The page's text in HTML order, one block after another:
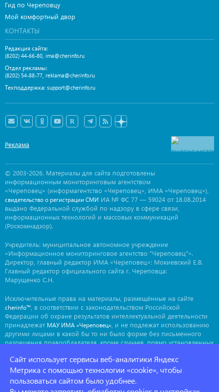
Гид по Череповцу
Мой комфортный двор
КОНТАКТЫ
Редакция сайта:
(8202) 44-66-80, ima@cherinfo.ru
Отдел рекламы:
(8202) 54-88-77, reklama@cherinfo.ru
Техподдержка: support@cherinfo.ru
Реклама
© 2003-2026. Материалы для сайта подготовлены
информационным мониторинговым агентством
«Череповец» (информагентство «Череповец», ИМА «Череповец»),
свидетельство о регистрации СМИ ИА № ФС 77 — 59024 от 18.08.2014
выдано Федеральной службой по надзору в сфере связи,
информационных технологий и массовых коммуникаций
(Роскомнадзор).
Учредитель: муниципальное автономное учреждение
«Информационное мониторинговое агентство "Череповец"».
Директор, главный редактор ИМА «Череповец»: Мокиевский Е.В.
Главный редактор официального сайта г. Череповца:
Марущенко С.Н.
Исключительные права на материалы, размещённые на сайте
cherinfo™ , в соответствии с законодательством Российской
Федерации об охране результатов интеллектуальной деятельности
принадлежат МАУ ИМА «Череповец» , и не подлежат использованию
другими лицами в какой бы то ни было форме без письменного
разрешения правообладателя, кроме случаев, прямо установленных
ima@cherinfo.ru. Мнение авторов может не совпадать с мнением
редакции.
При использовании материалов сайтаcherinfo™
Сайт использует сервисы веб-аналитики Яндекс
Метрика с помощью технологии «cookie», чтобы
пользоваться сайтом было удобнее.